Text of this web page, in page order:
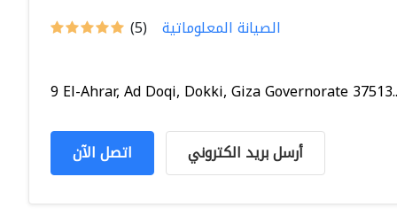
(5) الصيانة المعلوماتية
9 El-Ahrar, Ad Doqi, Dokki, Giza Governorate
اتصل الآن أرسل بريد الكتروني